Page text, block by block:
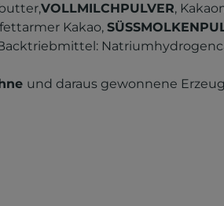
VOLLMILCHPULVER,
fettarmer Kakao,
Backtriebmittel:
und daraus gewonnene